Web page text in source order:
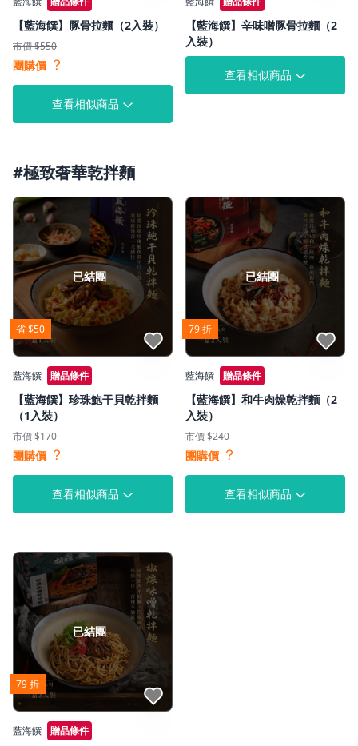
【藍海饌】豚骨拉麵（2入裝）
市價 $550
團購價 ？
查看相似商品
【藍海饌】辛味噌豚骨拉麵（2
入裝）
查看相似商品
#極致奢華乾拌麵
省 $50
已結團
藍海饌 贈品條件
【藍海饌】珍珠鮑干貝乾拌麵
（1入裝）
市價 $170
團購價 ？
查看相似商品
79 折
已結團
藍海饌 贈品條件
【藍海饌】和牛肉燥乾拌麵（2
入裝）
市價 $240
團購價 ？
查看相似商品
79 折
已結團
點我收藏
藍海饌 贈品條件